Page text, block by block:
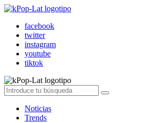
facebook
twitter
instagram
youtube
tiktok
Noticias
Trends